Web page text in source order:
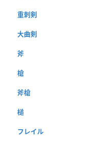
重刺剣
大曲剣
斧
槍
斧槍
槌
フレイル